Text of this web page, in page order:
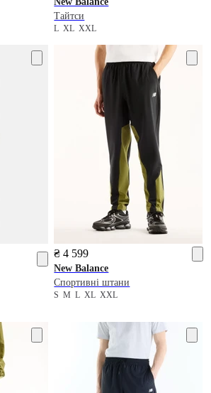
Тайтси
LXLXXL
₴ 4 599
New Balance
Спортивні штани
SMLXLXXL